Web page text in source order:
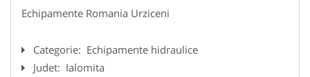
Echipamente Romania Urziceni
Categorie: Echipamente hidraulice
Judet: Ialomita